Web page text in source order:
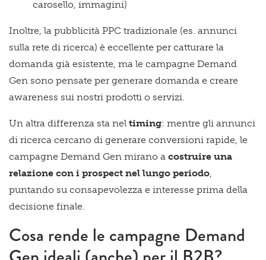
carosello, immagini)
Inoltre, la pubblicità PPC tradizionale (es. annunci
sulla rete di ricerca) è eccellente per catturare la
domanda già esistente, ma le campagne Demand
Gen sono pensate per generare domanda e creare
awareness sui nostri prodotti o servizi.
Un altra differenza sta nel timing: mentre gli annunci
di ricerca cercano di generare conversioni rapide, le
campagne Demand Gen mirano a costruire una
relazione con i prospect nel lungo periodo,
puntando su consapevolezza e interesse prima della
decisione finale.
Cosa rende le campagne Demand